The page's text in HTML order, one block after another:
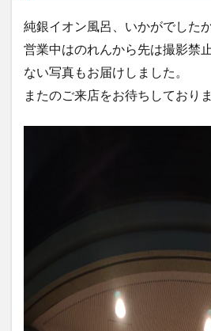
純銀イオン風呂、いかがでした
営業中はのれんから先は撮影禁
ない写真もお届けしました。
またのご来店をお待ちしており